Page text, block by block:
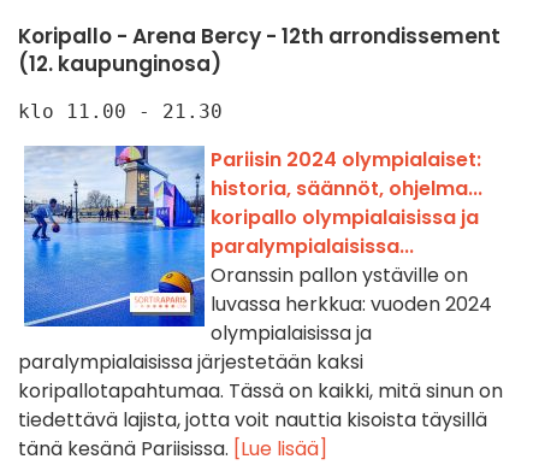
Koripallo - Arena Bercy - 12th arrondissement
(12. kaupunginosa)
klo 11.00 - 21.30
Pariisin 2024 olympialaiset:
historia, säännöt, ohjelma...
koripallo olympialaisissa ja
paralympialaisissa...
Oranssin pallon ystäville on
luvassa herkkua: vuoden 2024
olympialaisissa ja
paralympialaisissa järjestetään kaksi
koripallotapahtumaa. Tässä on kaikki, mitä sinun on
tiedettävä lajista, jotta voit nauttia kisoista täysillä
tänä kesänä Pariisissa. [Lue lisää]